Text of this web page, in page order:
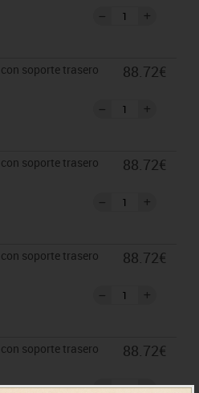
soporte trasero
88.72€
soporte trasero
88.72€
soporte trasero
88.72€
soporte trasero
88.72€